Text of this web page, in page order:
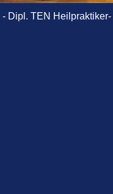
- Dipl. TEN Heilpraktiker-